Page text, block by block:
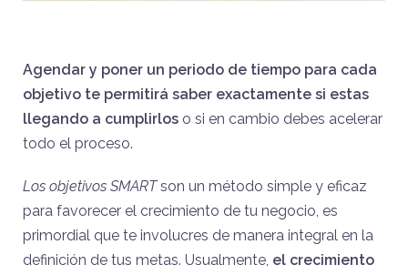
Agendar y poner un periodo de tiempo para cada
objetivo te permitirá saber exactamente si estas
llegando a cumplirlos o si en cambio debes acelerar
todo el proceso.
Los objetivos SMARTson un método simple y eficaz
para favorecer el crecimiento de tu negocio, es
primordial que te involucres de manera integral en la
definición de tus metas. Usualmente, el crecimiento